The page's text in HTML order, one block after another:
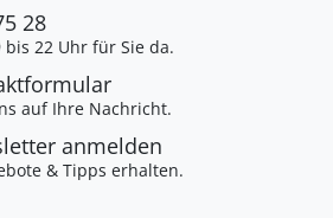
28
bis 22 Uhr für Sie da.
auf Ihre Nachricht.
anmelden
& Tipps erhalten.